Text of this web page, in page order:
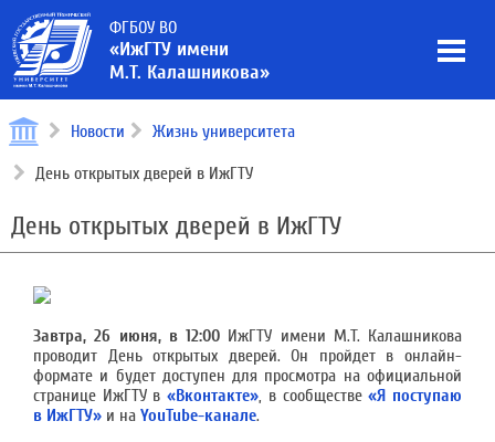
ФГБОУ ВО
«ИжГТУ имени
М.Т. Калашникова»
Новости Жизнь университета
День открытых дверей в ИжГТУ
День открытых дверей в ИжГТУ
Завтра, 26 июня, в 12:00 ИжГТУ имени М.Т. Калашникова
проводит День открытых дверей. Он пройдет в онлайн-
формате и будет доступен для просмотра на официальной
странице ИжГТУ в«Вконтакте», в сообществе«Я поступаю
в ИжГТУ» и на YouTube-канале.